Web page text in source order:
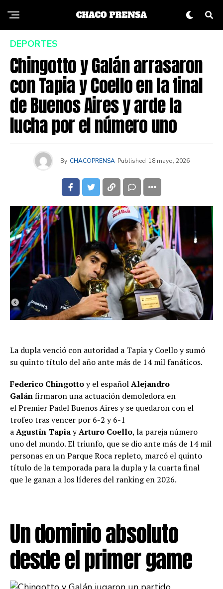
DEPORTES
Chingotto y Galán arrasaron
con Tapia y Coello en la final
de Buenos Aires y arde la
lucha por el número uno
By CHACOPRENSA Published 18 mayo, 2026
La dupla venció con autoridad a Tapia y Coello y sumó
su quinto título del año ante más de 14 mil fanáticos.
Federico Chingottoy el españolAlejandro
Galánfirmaron una actuación demoledora en
el Premier Padel Buenos Aires y se quedaron con el
trofeo tras vencer por 6-2 y 6-1
aAgustín TapiayArturo Coello, la pareja número
uno del mundo. El triunfo, que se dio ante más de 14 mil
personas en un Parque Roca repleto, marcó el quinto
título de la temporada para la dupla y la cuarta final
que le ganan a los líderes del ranking en 2026.
Un dominio absoluto
desde el primer game